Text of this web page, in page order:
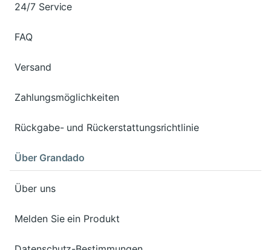
24/7 Service
FAQ
Versand
Zahlungsmöglichkeiten
Rückgabe- und Rückerstattungsrichtlinie
Über Grandado
Über uns
Melden Sie ein Produkt